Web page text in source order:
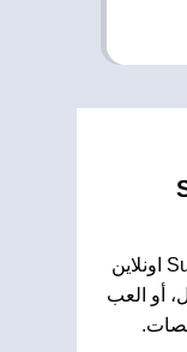
العب لعبة Super Droid Adventure اونلاين
أو العب